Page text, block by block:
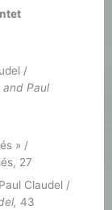
/
and Paul
» /
27
Claudel /
43